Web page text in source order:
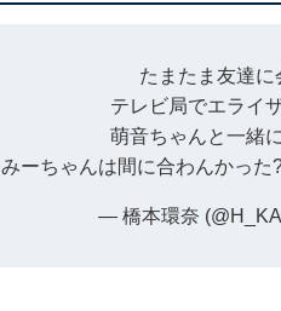
たまたま友達に
テレビ局でエライ
萌音ちゃんと一緒
みーちゃんは間に合わんかった
— 橋本環奈